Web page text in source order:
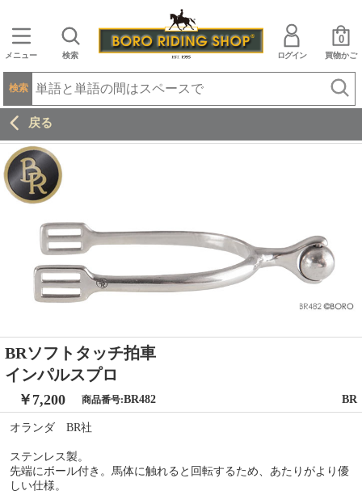
メニュー 検索 ログイン 買物かご
0
検索
戻る
BRソフトタッチ拍車
インパルスプロ
￥7,200 商品番号:BR482 BR
オランダ BR社
ステンレス製。
先端にボール付き。馬体に触れると回転するため、あたりがより優
しい仕様。